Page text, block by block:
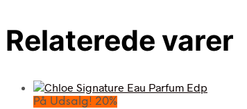
Relaterede varer
På Udsalg! 20%